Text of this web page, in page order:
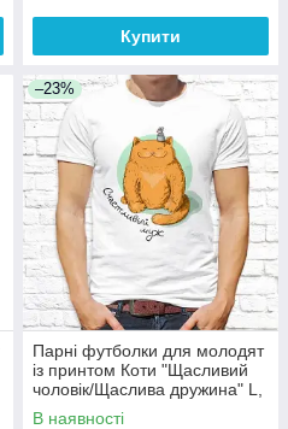
Купити
–23%
Парні футболки для молодят
із принтом Коти "Щасливий
чоловік/Щаслива дружина" L,
Білий Push IT
В наявності